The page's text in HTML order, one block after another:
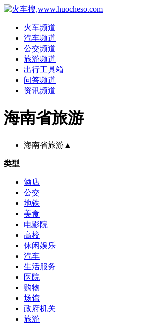
火车频道
汽车频道
公交频道
旅游频道
出行工具箱
问答频道
资讯频道
海南省旅游
海南省旅游 ▲
类型
酒店
公交
地铁
美食
电影院
高校
休闲娱乐
汽车
生活服务
医院
购物
场馆
政府机关
旅游